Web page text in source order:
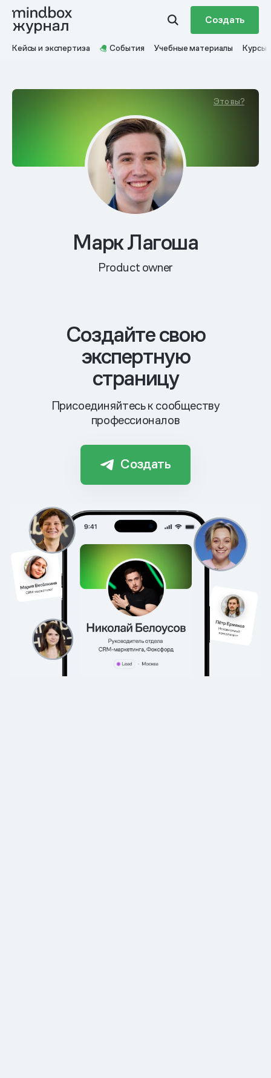
Создать
Кейсы и экспертиза События Учебные материалы Курсы
Это вы?
Марк Лагоша
Product owner
Cоздайте свою
экспертную
страницу
Присоединяйтесь к сообществу
профессионалов
Создать